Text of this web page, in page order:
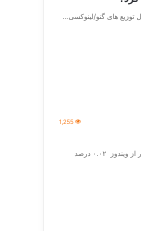
1,255
گزارش های جدید نشان می دهد میزان استفاده از سیستم عامل اندروید برای نخستین بار از ویندوز ۰.۰۲ درصد